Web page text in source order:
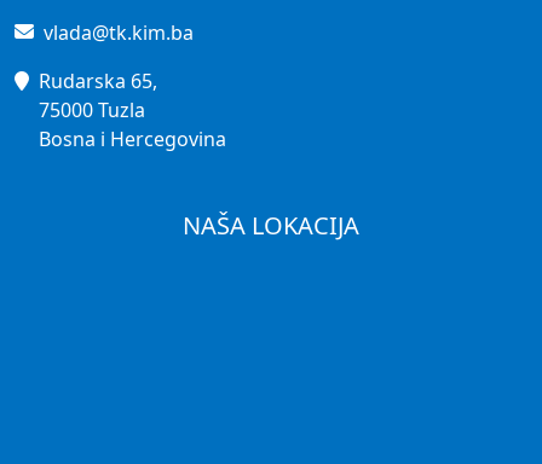
vlada@tk.kim.ba
Rudarska 65,
75000 Tuzla
Bosna i Hercegovina
NAŠA LOKACIJA